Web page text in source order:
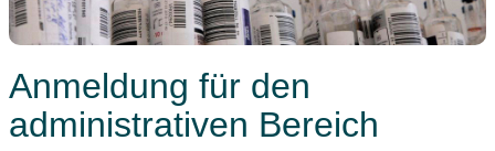
Anmeldung für den
administrativen Bereich